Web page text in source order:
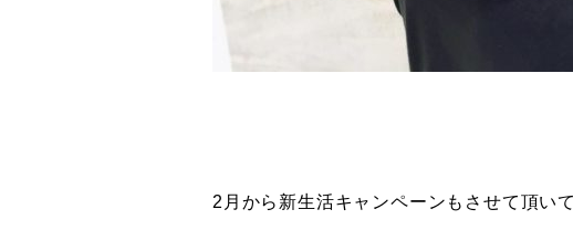
2月から新生活キャンペーンもさせて頂い